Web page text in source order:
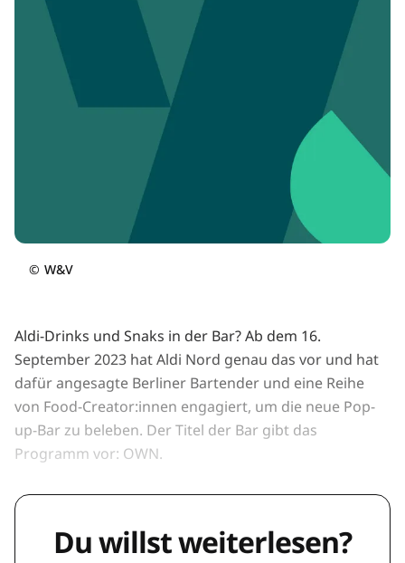
© W&V
Aldi-Drinks und Snaks in der Bar? Ab dem 16.
September 2023 hat Aldi Nord genau das vor und hat
dafür angesagte Berliner Bartender und eine Reihe
von Food-Creator:innen engagiert, um die neue Pop-
up-Bar zu beleben. Der Titel der Bar gibt das
Programm vor: OWN.
Du willst weiterlesen?